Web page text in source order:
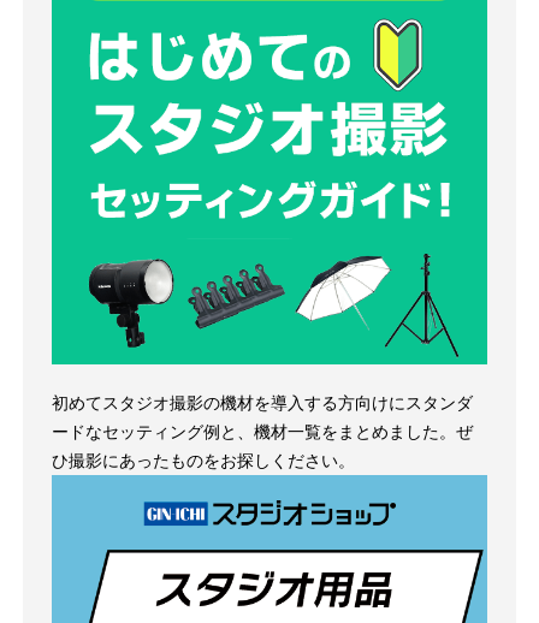
初めてスタジオ撮影の機材を導入する方向けにスタンダ
ードなセッティング例と、機材一覧をまとめました。ぜ
ひ撮影にあったものをお探しください。